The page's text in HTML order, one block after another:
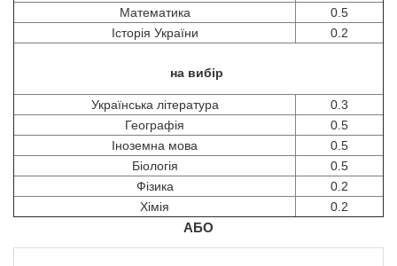
Математика
0.5
Історія України
0.2
на вибір
Українська література
0.3
Географія
0.5
Іноземна мова
0.5
Біологія
0.5
Фізика
0.2
Хімія
0.2
АБО